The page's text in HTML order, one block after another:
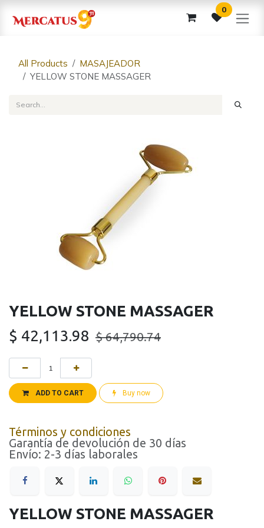
0
All Products
MASAJEADOR
YELLOW STONE MASSAGER
YELLOW STONE MASSAGER
$ 42,113.98 $64,790.74
ADD TO CART Buy now
Términos y condiciones
Garantía de devolución de 30 días
Envío: 2-3 días laborales
YELLOW STONE MASSAGER